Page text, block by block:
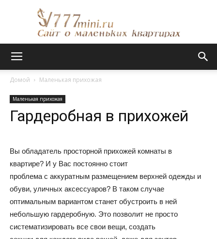
квартирах
Домой Маленькая прихожая
Маленькая прихожая
Гардеробная в прихожей
Вы обладатель просторной прихожей комнаты в
квартире? И у Вас постоянно стоит
проблема с аккуратным размещением верхней одежды и
обуви, уличных аксессуаров? В таком случае
оптимальным вариантом станет обустроить в ней
небольшую гардеробную. Это позволит не просто
систематизировать все свои вещи, создать